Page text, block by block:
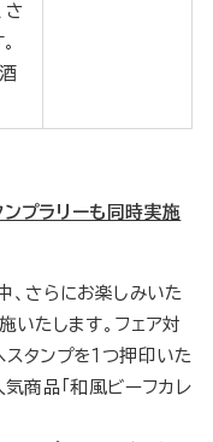
さ
ンプラリーも同時実施
、さらにお楽しみいた
いたします。フェア対
タンプを１つ押印いた
気商品「和風ビーフカレ